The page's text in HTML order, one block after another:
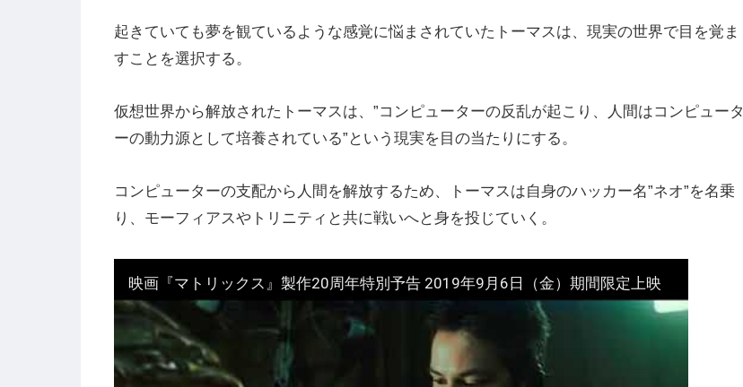
起きていても夢を観ているような感覚に悩まされていたトーマスは、現実の世界で目を覚ま
すことを選択する。
仮想世界から解放されたトーマスは、”コンピューターの反乱が起こり、人間はコンピュータ
ーの動力源として培養されている”という現実を目の当たりにする。
コンピューターの支配から人間を解放するため、トーマスは自身のハッカー名”ネオ”を名乗
り、モーフィアスやトリニティと共に戦いへと身を投じていく。
映画『マトリックス』製作20周年特別予告 2019年9月6日（金）期間限定上映